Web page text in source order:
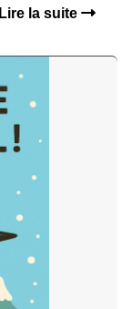
Lire la suite